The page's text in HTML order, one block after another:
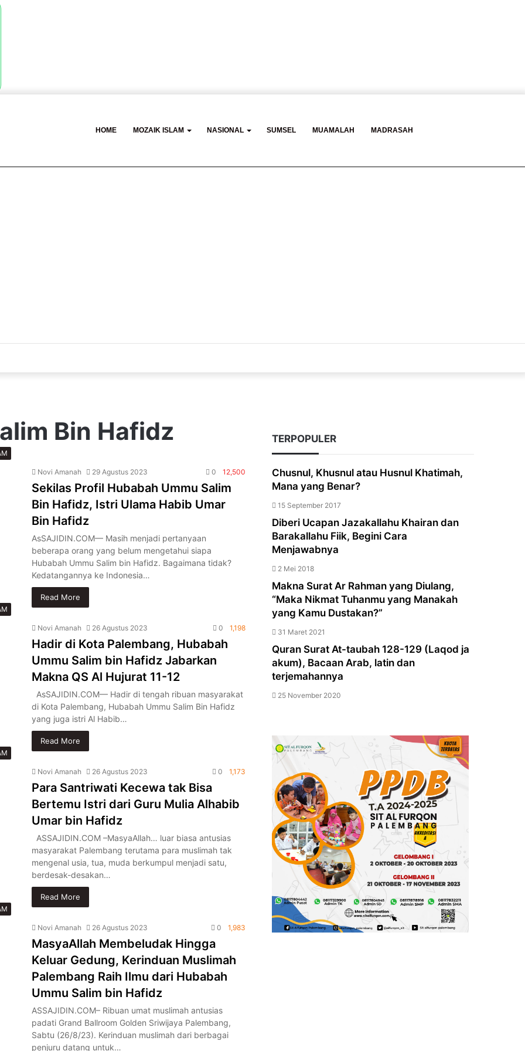
HOME MOZAIK ISLAM NASIONAL SUMSEL MUAMALAH MADRASAH
Bin Hafidz
Novi Amanah 29 Agustus 2023 0 12,500
Sekilas Profil Hubabah Ummu Salim
Bin Hafidz, Istri Ulama Habib Umar
Bin Hafidz
AsSAJIDIN.COM— Masih menjadi pertanyaan
beberapa orang yang belum mengetahui siapa
Hubabah Ummu Salim bin Hafidz. Bagaimana tidak?
Kedatangannya ke Indonesia…
Read More
Novi Amanah 26 Agustus 2023 0 1,198
Hadir di Kota Palembang, Hubabah
Ummu Salim bin Hafidz Jabarkan
Makna QS Al Hujurat 11-12
AsSAJIDIN.COM— Hadir di tengah ribuan masyarakat
di Kota Palembang, Hubabah Ummu Salim Bin Hafidz
yang juga istri Al Habib…
Read More
Novi Amanah 26 Agustus 2023 0 1,173
Para Santriwati Kecewa tak Bisa
Bertemu Istri dari Guru Mulia Alhabib
Umar bin Hafidz
ASSAJIDIN.COM –MasyaAllah… luar biasa antusias
masyarakat Palembang terutama para muslimah tak
mengenal usia, tua, muda berkumpul menjadi satu,
berdesak-desakan…
Read More
Novi Amanah 26 Agustus 2023 0 1,983
MasyaAllah Membeludak Hingga
Keluar Gedung, Kerinduan Muslimah
Palembang Raih Ilmu dari Hubabah
Ummu Salim bin Hafidz
ASSAJIDIN.COM– Ribuan umat muslimah antusias
padati Grand Ballroom Golden Sriwijaya Palembang,
Sabtu (26/8/23). Kerinduan muslimah dari berbagai
penjuru datang untuk…
TERPOPULER
Chusnul, Khusnul atau Husnul Khatimah,
Mana yang Benar?
15 September 2017
Diberi Ucapan Jazakallahu Khairan dan
Barakallahu Fiik, Begini Cara
Menjawabnya
2 Mei 2018
Makna Surat Ar Rahman yang Diulang,
“Maka Nikmat Tuhanmu yang Manakah
yang Kamu Dustakan?”
31 Maret 2021
Quran Surat At-taubah 128-129 (Laqod ja
akum), Bacaan Arab, latin dan
terjemahannya
25 November 2020